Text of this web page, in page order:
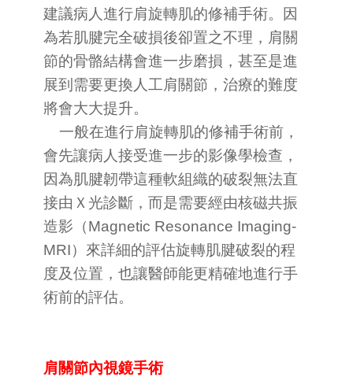
建議病人進行肩旋轉肌的修補手術。因
為若肌腱完全破損後卻置之不理，肩關
節的骨骼結構會進一步磨損，甚至是進
展到需要更換人工肩關節，治療的難度
將會大大提升。
一般在進行肩旋轉肌的修補手術前，
會先讓病人接受進一步的影像學檢查，
因為肌腱韌帶這種軟組織的破裂無法直
接由Ｘ光診斷，而是需要經由核磁共振
造影（Magnetic Resonance Imaging-
MRI）來詳細的評估旋轉肌腱破裂的程
度及位置，也讓醫師能更精確地進行手
術前的評估。
肩關節內視鏡手術